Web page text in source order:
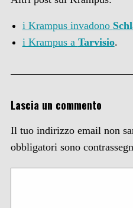
i Krampus invadono
i Krampus a Tarvisio.
Lascia un commento
Il tuo indirizzo email non
obbligatori sono